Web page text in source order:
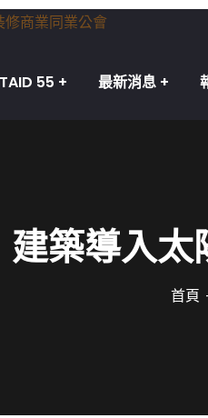
TAID 55 最新消息
建築導入太
首頁